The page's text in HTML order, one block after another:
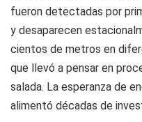
fueron detectadas por
y desaparecen
cientos de metros en
que llevó a pensar en
salada. La esperanza de
alimentó décadas de